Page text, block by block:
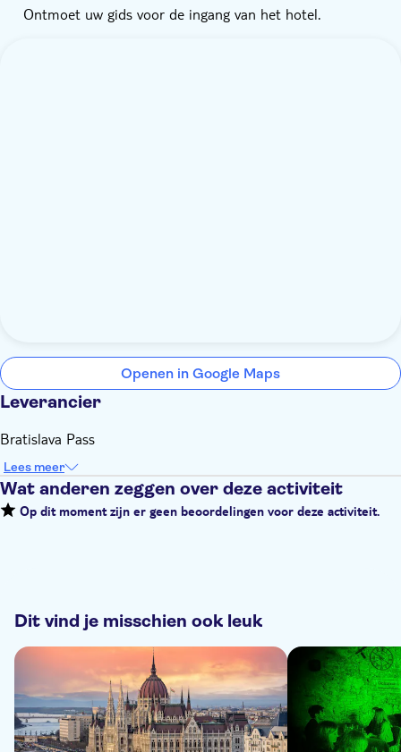
Ontmoet uw gids voor de ingang van het hotel.
Openen in Google Maps
Leverancier
Bratislava Pass
Lees meer
Wat anderen zeggen over deze activiteit
Op dit moment zijn er geen beoordelingen voor deze activiteit.
Dit vind je misschien ook leuk